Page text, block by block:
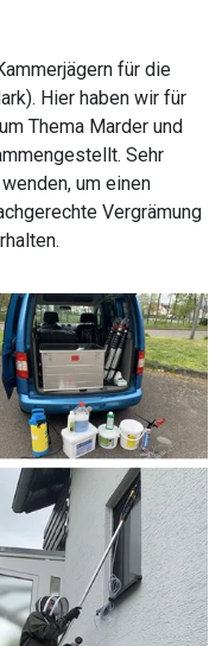
für die
Hier haben wir für
Thema Marder und
Sehr
um einen
Vergrämung